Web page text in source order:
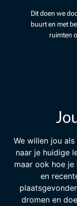
Dit doen we
buurt en met
ruimten
We willen jou
naar je huidige
maar ook hoe
en
dromen en